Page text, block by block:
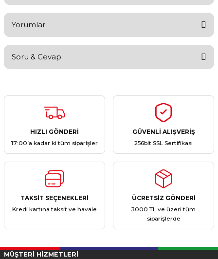
Yorumlar
Yorum Yaz
Soru & Cevap
Ürün hakkında henüz soru sorulmamış.
HIZLI GÖNDERİ
17:00’a kadar ki tüm siparişler
GÜVENLİ ALIŞVERİŞ
256bit SSL Sertifikası
TAKSİT SEÇENEKLERİ
Kredi kartına taksit ve havale
ÜCRETSİZ GÖNDERİ
3000 TL ve üzeri tüm
siparişlerde
MÜŞTERİ HİZMETLERİ